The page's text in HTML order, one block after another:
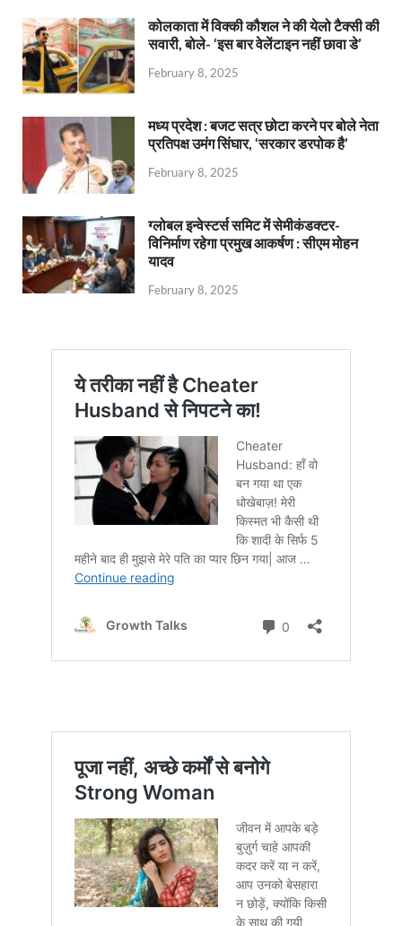
कोलकाता में विक्की कौशल ने की येलो टैक्सी की
सवारी, बोले- ‘इस बार वेलेंटाइन नहीं छावा डे’
February 8, 2025
मध्य प्रदेश : बजट सत्र छोटा करने पर बोले नेता
प्रतिपक्ष उमंग सिंघार, ‘सरकार डरपोक है’
February 8, 2025
ग्लोबल इन्वेस्टर्स समिट में सेमीकंडक्टर-
विनिर्माण रहेगा प्रमुख आकर्षण : सीएम मोहन
यादव
February 8, 2025